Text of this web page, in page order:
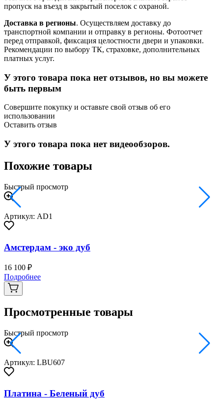
пропуск на въезд в закрытый поселок с охраной.
Доставка в регионы. Осуществляем доставку до
транспортной компании и отправку в регионы. Фотоотчет
перед отправкой, фиксация целостности двери и упаковки.
Рекомендации по выбору ТК, страховке, дополнительных
платных услуг.
У этого товара пока нет отзывов, но вы можете
быть первым
Совершите покупку и оставьте свой отзыв об его
использовании
Оставить отзыв
У этого товара пока нет видеообзоров.
Похожие товары
Быстрый просмотр
Артикул: AD1
Амстердам - эко дуб
16 100 ₽
Подробнее
Просмотренные товары
Быстрый просмотр
Артикул: LBU607
Платина - Беленый дуб